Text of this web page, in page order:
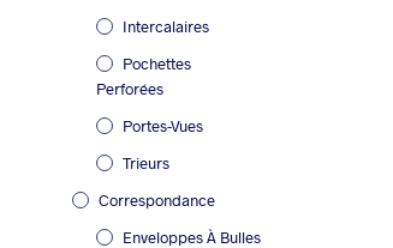
Intercalaires
Pochettes
Perforées
Portes-Vues
Trieurs
Correspondance
Enveloppes À Bulles